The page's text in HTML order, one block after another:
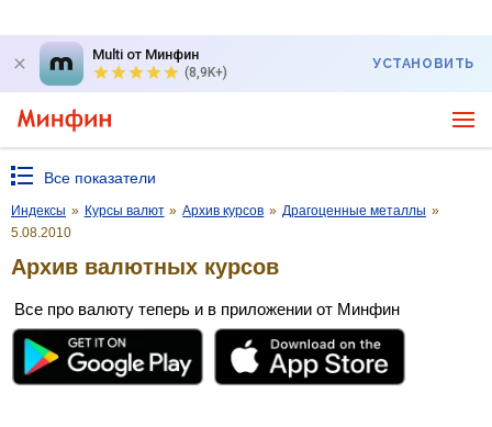
Multi от Минфин
(8,9K+)
УСТАНОВИТЬ
Все показатели
Индексы » Курсы валют » Архив курсов » Драгоценные металлы »
5.08.2010
Архив валютных курсов
Все про валюту теперь и в приложении от Минфин